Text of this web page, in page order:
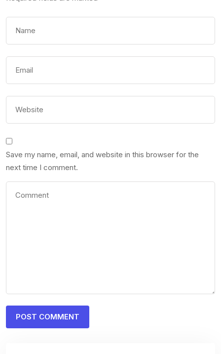
Save my name, email, and website in this browser for the
next time I comment.